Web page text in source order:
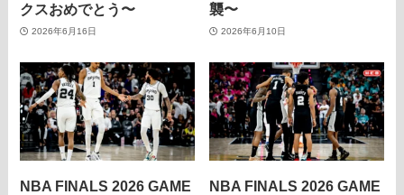
クスおめでとう〜
2026年6月16日
襲〜
2026年6月10日
NBA FINALS 2026 GAME
NBA FINALS 2026 GAME